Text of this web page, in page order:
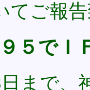
てご報
５で
まで、